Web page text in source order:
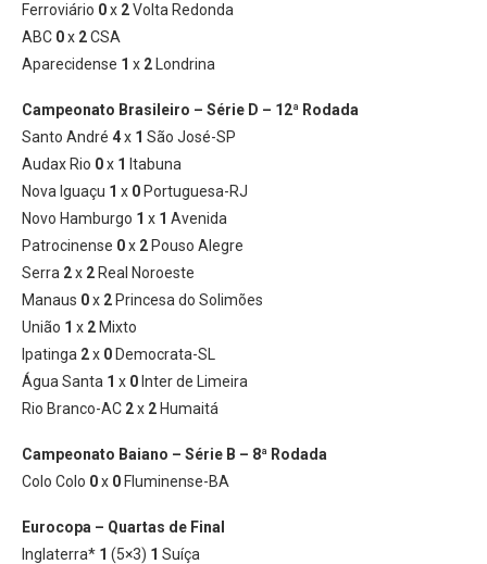
Ferroviário 0x 2Volta Redonda
ABC 0x 2CSA
Aparecidense 1 x 2 Londrina
Campeonato Brasileiro – Série D – 12ª Rodada
Santo André 4x 1 São José-SP
Audax Rio 0x 1 Itabuna
Nova Iguaçu 1 x 0 Portuguesa-RJ
Novo Hamburgo 1 x 1 Avenida
Patrocinense 0x 2 Pouso Alegre
Serra 2x 2 Real Noroeste
Manaus 0x 2 Princesa do Solimões
União 1 x 2 Mixto
Ipatinga 2x 0 Democrata-SL
Água Santa 1 x 0 Inter de Limeira
Rio Branco-AC 2x 2 Humaitá
Campeonato Baiano – Série B – 8ª Rodada
Colo Colo 0x 0 Fluminense-BA
Eurocopa – Quartas de Final
Inglaterra* 1 (5×3) 1 Suíça